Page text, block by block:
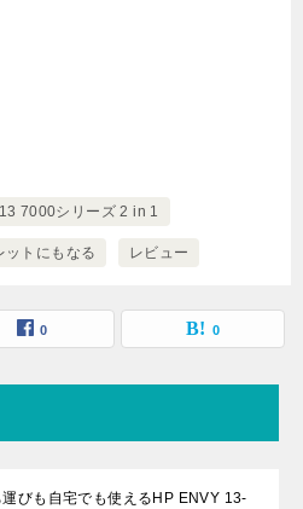
7000シリーズ 2 in 1
ットにもなる レビュー
0 0
びも自宅でも使えるHP ENVY 13-